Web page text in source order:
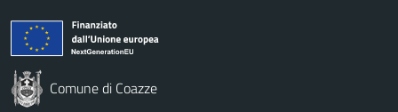
Comune di Coazze